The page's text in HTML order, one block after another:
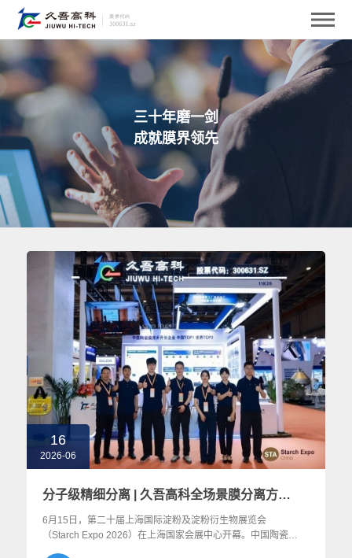
三十年磨一剑
成就膜界领先
16
2026-06
分子级精细分离 | 久吾高科全场景膜分离方案重塑淀粉深加工价值链
​6月15日，第二十届上海国际淀粉及淀粉衍生物展览会
（Starch Expo 2026）在上海国家会展中心开幕。中国陶瓷膜